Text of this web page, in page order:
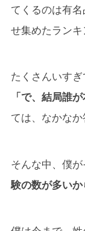
てくるのは有
せ集めたランキ
たくさんいすぎ
「で、結局誰
ては、なかなか
そんな中、僕
験の数が多いか